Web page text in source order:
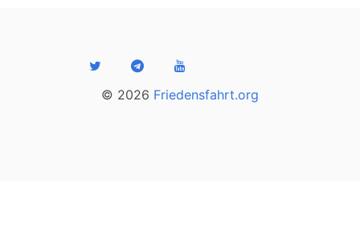
© 2026 Friedensfahrt.org